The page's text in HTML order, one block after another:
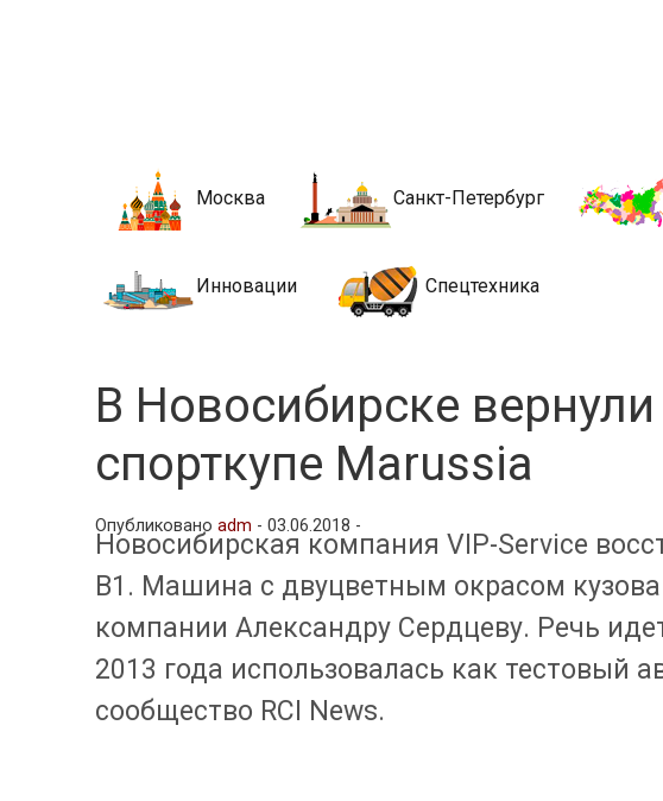
Новости
Москва Санкт-Петербург
Инновации Спецтехника
В Новосибирске
спорткупе Marussia
Опубликованоadm -03.06.2018 -
Новосибирская компания VIP-Service
B1. Машина с двуцветным окрасом
компании Александру Сердцеву. Речь
2013 года использовалась как тестовый
сообщество RCI News.